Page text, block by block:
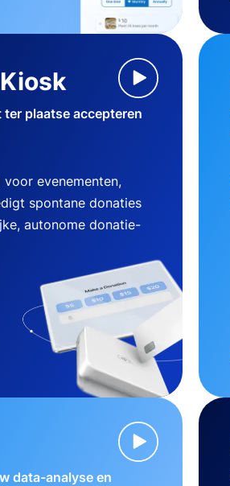
plaatse accepteren
evenementen,
spontane donaties
autonome donatie-
data-analyse en